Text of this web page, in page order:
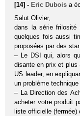
[14] - Eric Dubois a
Salut Olivier,
dans la série frilosité
quelques fois aussi
proposées par des
– Le DSI qui, alors
disante en prix et plus
US leader, en
un problème
– La Direction des
acheter votre produit
liste officielle (fermée)